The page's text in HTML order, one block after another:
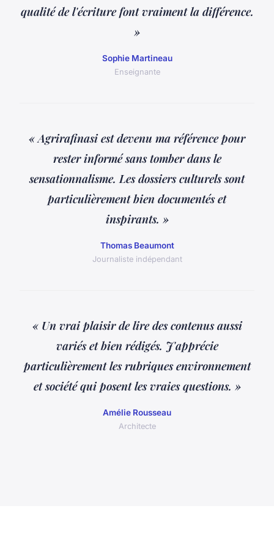
qualité de l'écriture font vraiment la différence.
»
Sophie Martineau
Enseignante
« Agrirafinasi est devenu ma référence pour
rester informé sans tomber dans le
sensationnalisme. Les dossiers culturels sont
particulièrement bien documentés et
inspirants. »
Thomas Beaumont
Journaliste indépendant
« Un vrai plaisir de lire des contenus aussi
variés et bien rédigés. J'apprécie
particulièrement les rubriques environnement
et société qui posent les vraies questions. »
Amélie Rousseau
Architecte